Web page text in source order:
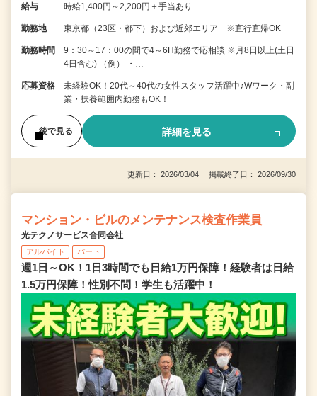
給与 時給1,400円～2,200円＋手当あり
勤務地 東京都（23区・都下）および近郊エリア ※直行直帰OK
勤務時間
9：30～17：00の間で4～6H勤務で応相談 ※月8日以上(土日
4日含む) （例） ・…
応募資格
未経験OK！20代～40代の女性スタッフ活躍中♪Wワーク・副
業・扶養範囲内勤務もOK！
後で見る 詳細を見る
更新日： 2026/03/04 掲載終了日： 2026/09/30
マンション・ビルのメンテナンス検査作業員
光テクノサービス合同会社
アルバイト パート
週1日～OK！1日3時間でも日給1万円保障！経験者は日給
1.5万円保障！性別不問！学生も活躍中！